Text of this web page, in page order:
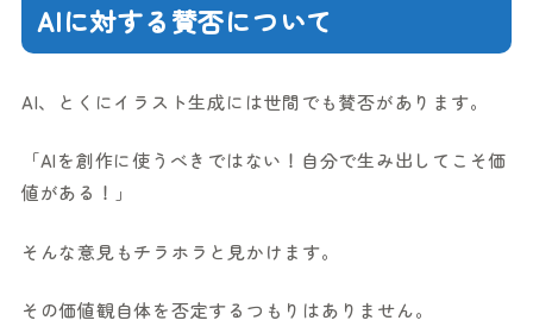
AIに対する賛否について
AI、とくにイラスト生成には世間でも賛否があります。
「AIを創作に使うべきではない！自分で生み出してこそ価
値がある！」
そんな意見もチラホラと見かけます。
その価値観自体を否定するつもりはありません。